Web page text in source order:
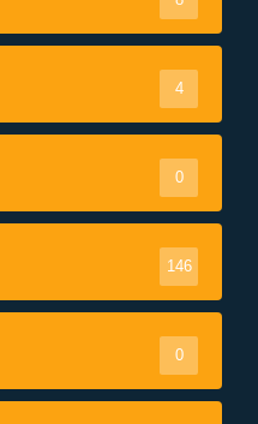
4
0
146
0